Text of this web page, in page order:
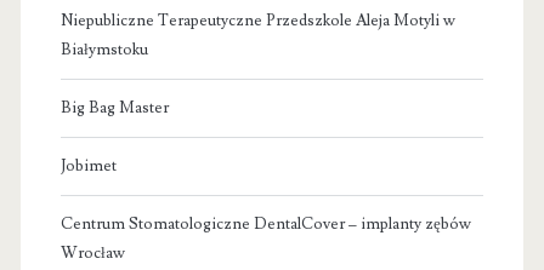
Niepubliczne Terapeutyczne Przedszkole Aleja Motyli w
Białymstoku
Big Bag Master
Jobimet
Centrum Stomatologiczne DentalCover – implanty zębów
Wrocław